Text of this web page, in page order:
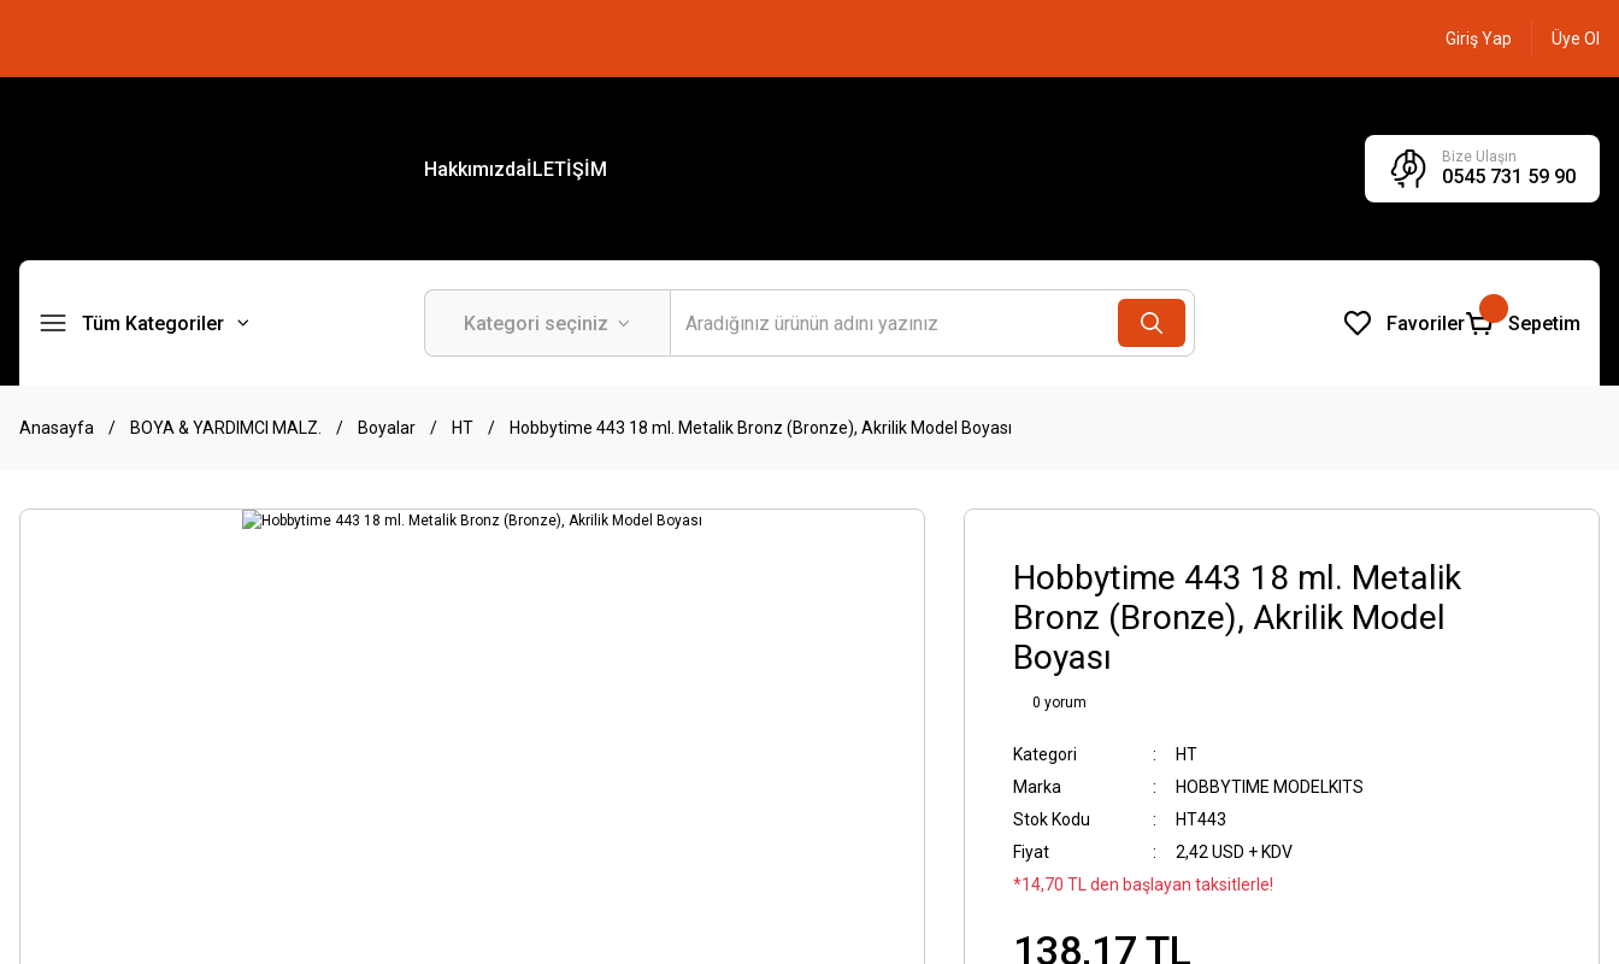
Giriş Yap Üye Ol
HakkımızdaİLETİŞİM
Bize Ulaşın
0545 731 59 90
Tüm Kategoriler Favoriler Sepetim
Anasayfa BOYA & YARDIMCI MALZ. Boyalar HT Hobbytime 443 18 ml. Metalik Bronz (Bronze), Akrilik Model Boyası
Hobbytime 443 18 ml. Metalik
Bronz (Bronze), Akrilik Model
Boyası
0 yorum
Kategori
HT
Marka
HOBBYTIME MODELKITS
Stok Kodu
HT443
Fiyat
2,42 USD + KDV
*14,70 TL den başlayan taksitlerle!
138,17 TL